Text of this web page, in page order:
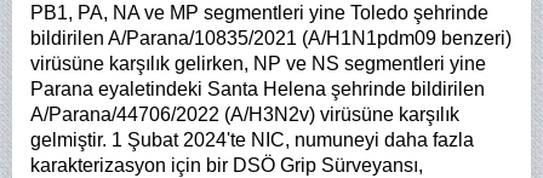
PB1, PA, NA ve MP segmentleri yine Toledo şehrinde
bildirilen A/Parana/10835/2021 (A/H1N1pdm09 benzeri)
virüsüne karşılık gelirken, NP ve NS segmentleri yine
Parana eyaletindeki Santa Helena şehrinde bildirilen
A/Parana/44706/2022 (A/H3N2v) virüsüne karşılık
gelmiştir. 1 Şubat 2024'te NIC, numuneyi daha fazla
karakterizasyon için bir DSÖ Grip Sürveyansı,